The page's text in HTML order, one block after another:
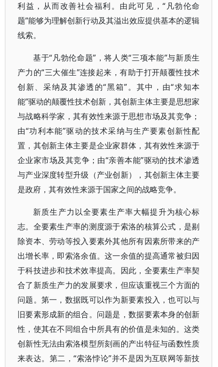
利益，从而改善社会福利。由此可见，“凡勃伦命
题”能够为理解创新行动及其溢出效应提供基本的逻辑
线索。
基于“凡勃伦命题”，将人类“三项本能”与新质生
产力的“三大催生”连接起来，有助于打开颠覆性技术
创新、采纳及其渗透的“黑箱”。其中，由“求知本
能”驱动的颠覆性技术创新，其创新主体主要是思想家
与战略科学家，其有效性来源于思想市场及其竞争；
由“功利本能”驱动的技术采纳与生产要素创新性配
置，其创新主体主要是企业家群体，其有效性来源于
企业家市场及其竞争；由“亲善本能”驱动的技术渗透
与产业深度转型升级（产业创新），其创新主体主要
是政府，其有效性来源于国家之间的战略竞争。
新质生产力以全要素生产率大幅提升为核心标
志。全要素生产率的测度源于索洛的核算公式，是剔
除资本、劳动等投入要素外其他所有因素所带来的产
出增长率，即索洛余值。这一余值的提高通常被归因
于科技进步和技术效率提高。因此，全要素生产率契
合了新质生产力的发展要求，但应该重视三个方面的
问题。第一，数据既可以作为新要素投入，也可以与
旧要素形成新的组合。问题是，数据要素本身的创新
性，使其在不同组合中所具有的价值是未知的。这类
创新性无法由索洛模型所刻画的产出特征与函数性质
来表达。第二，“索洛悖论”并不是因为互联网等新技